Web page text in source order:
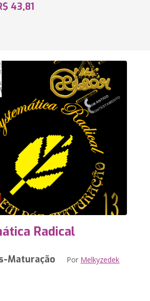
43,81
Radical
Maturação Por Melkyzedek